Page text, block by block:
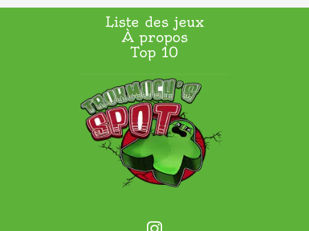
Liste des jeux
À propos
Top 10
I